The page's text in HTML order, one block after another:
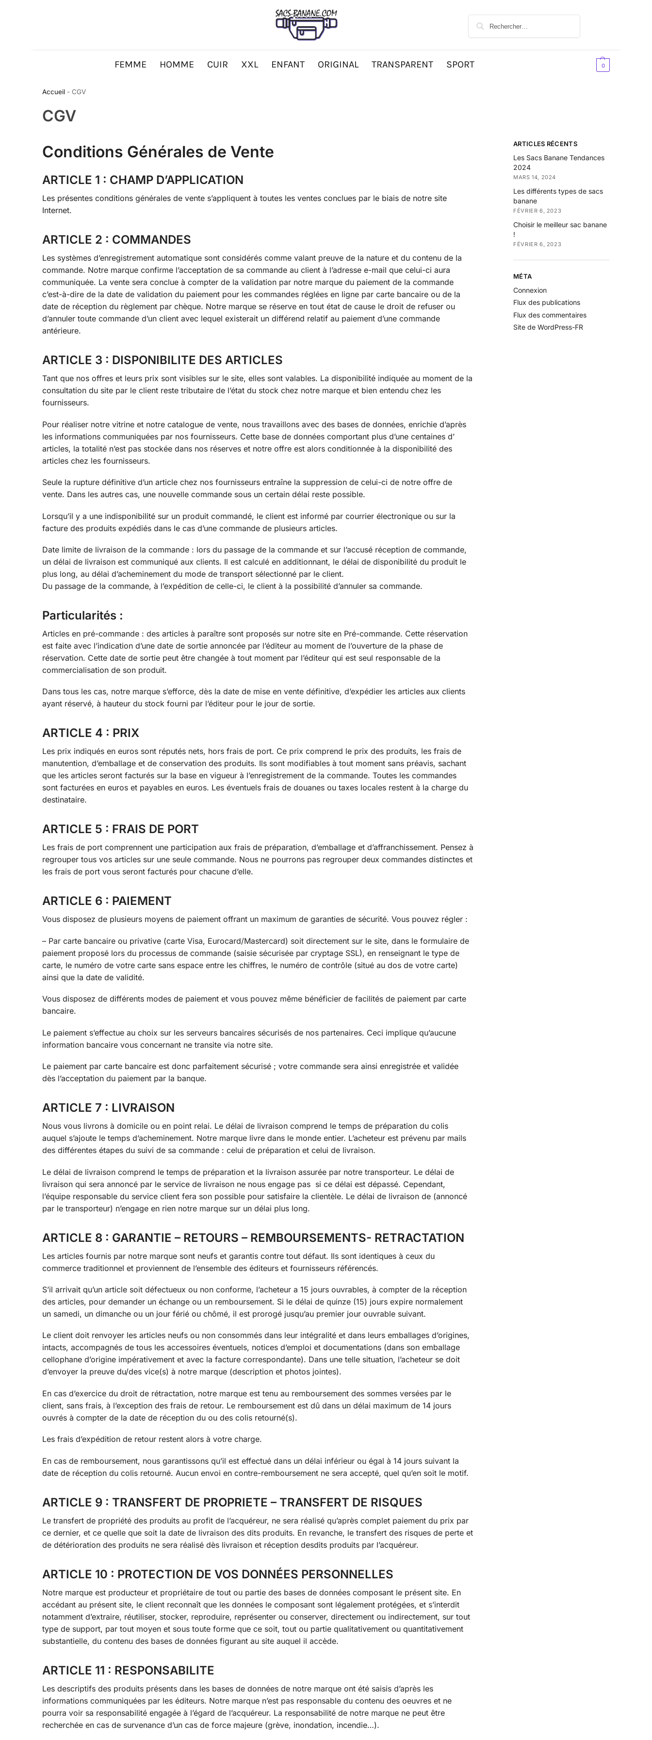
FEMME HOMME CUIR XXL ENFANT ORIGINAL TRANSPARENT SPORT 0
Accueil - CGV
CGV
Conditions Générales de Vente
ARTICLE 1 : CHAMP D’APPLICATION
Les présentes conditions générales de vente s’appliquent à toutes les ventes conclues par le biais de notre site
Internet.
ARTICLE 2 : COMMANDES
Les systèmes d’enregistrement automatique sont considérés comme valant preuve de la nature et du contenu de la
commande. Notre marque confirme l’acceptation de sa commande au client à l’adresse e-mail que celui-ci aura
communiquée. La vente sera conclue à compter de la validation par notre marque du paiement de la commande
c’est-à-dire de la date de validation du paiement pour les commandes réglées en ligne par carte bancaire ou de la
date de réception du règlement par chèque. Notre marque se réserve en tout état de cause le droit de refuser ou
d’annuler toute commande d’un client avec lequel existerait un différend relatif au paiement d’une commande
antérieure.
ARTICLE 3 : DISPONIBILITE DES ARTICLES
Tant que nos offres et leurs prix sont visibles sur le site, elles sont valables. La disponibilité indiquée au moment de la
consultation du site par le client reste tributaire de l’état du stock chez notre marque et bien entendu chez les
fournisseurs.
Pour réaliser notre vitrine et notre catalogue de vente, nous travaillons avec des bases de données, enrichie d’après
les informations communiquées par nos fournisseurs. Cette base de données comportant plus d’une centaines d’
articles, la totalité n’est pas stockée dans nos réserves et notre offre est alors conditionnée à la disponibilité des
articles chez les fournisseurs.
Seule la rupture définitive d’un article chez nos fournisseurs entraîne la suppression de celui-ci de notre offre de
vente. Dans les autres cas, une nouvelle commande sous un certain délai reste possible.
Lorsqu’il y a une indisponibilité sur un produit commandé, le client est informé par courrier électronique ou sur la
facture des produits expédiés dans le cas d’une commande de plusieurs articles.
Date limite de livraison de la commande : lors du passage de la commande et sur l’accusé réception de commande,
un délai de livraison est communiqué aux clients. Il est calculé en additionnant, le délai de disponibilité du produit le
plus long, au délai d’acheminement du mode de transport sélectionné par le client.
Du passage de la commande, à l’expédition de celle-ci, le client à la possibilité d’annuler sa commande.
Particularités :
Articles en pré-commande : des articles à paraître sont proposés sur notre site en Pré-commande. Cette réservation
est faite avec l’indication d’une date de sortie annoncée par l’éditeur au moment de l’ouverture de la phase de
réservation. Cette date de sortie peut être changée à tout moment par l’éditeur qui est seul responsable de la
commercialisation de son produit.
Dans tous les cas, notre marque s’efforce, dès la date de mise en vente définitive, d’expédier les articles aux clients
ayant réservé, à hauteur du stock fourni par l’éditeur pour le jour de sortie.
ARTICLE 4 : PRIX
Les prix indiqués en euros sont réputés nets, hors frais de port. Ce prix comprend le prix des produits, les frais de
manutention, d’emballage et de conservation des produits. Ils sont modifiables à tout moment sans préavis, sachant
que les articles seront facturés sur la base en vigueur à l’enregistrement de la commande. Toutes les commandes
sont facturées en euros et payables en euros. Les éventuels frais de douanes ou taxes locales restent à la charge du
destinataire.
ARTICLE 5 : FRAIS DE PORT
Les frais de port comprennent une participation aux frais de préparation, d’emballage et d’affranchissement. Pensez à
regrouper tous vos articles sur une seule commande. Nous ne pourrons pas regrouper deux commandes distinctes et
les frais de port vous seront facturés pour chacune d’elle.
ARTICLE 6 : PAIEMENT
Vous disposez de plusieurs moyens de paiement offrant un maximum de garanties de sécurité. Vous pouvez régler :
– Par carte bancaire ou privative (carte Visa, Eurocard/Mastercard) soit directement sur le site, dans le formulaire de
paiement proposé lors du processus de commande (saisie sécurisée par cryptage SSL), en renseignant le type de
carte, le numéro de votre carte sans espace entre les chiffres, le numéro de contrôle (situé au dos de votre carte)
ainsi que la date de validité.
Vous disposez de différents modes de paiement et vous pouvez même bénéficier de facilités de paiement par carte
bancaire.
Le paiement s’effectue au choix sur les serveurs bancaires sécurisés de nos partenaires. Ceci implique qu’aucune
information bancaire vous concernant ne transite via notre site.
Le paiement par carte bancaire est donc parfaitement sécurisé ; votre commande sera ainsi enregistrée et validée
dès l’acceptation du paiement par la banque.
ARTICLE 7 : LIVRAISON
Nous vous livrons à domicile ou en point relai. Le délai de livraison comprend le temps de préparation du colis
auquel s’ajoute le temps d’acheminement. Notre marque livre dans le monde entier. L’acheteur est prévenu par mails
des différentes étapes du suivi de sa commande : celui de préparation et celui de livraison.
Le délai de livraison comprend le temps de préparation et la livraison assurée par notre transporteur. Le délai de
livraison qui sera annoncé par le service de livraison ne nous engage pas si ce délai est dépassé. Cependant,
l’équipe responsable du service client fera son possible pour satisfaire la clientèle. Le délai de livraison de (annoncé
par le transporteur) n’engage en rien notre marque sur un délai plus long.
ARTICLE 8 : GARANTIE – RETOURS – REMBOURSEMENTS- RETRACTATION
Les articles fournis par notre marque sont neufs et garantis contre tout défaut. Ils sont identiques à ceux du
commerce traditionnel et proviennent de l’ensemble des éditeurs et fournisseurs référencés.
S’il arrivait qu’un article soit défectueux ou non conforme, l’acheteur a 15 jours ouvrables, à compter de la réception
des articles, pour demander un échange ou un remboursement. Si le délai de quinze (15) jours expire normalement
un samedi, un dimanche ou un jour férié ou chômé, il est prorogé jusqu’au premier jour ouvrable suivant.
Le client doit renvoyer les articles neufs ou non consommés dans leur intégralité et dans leurs emballages d’origines,
intacts, accompagnés de tous les accessoires éventuels, notices d’emploi et documentations (dans son emballage
cellophane d’origine impérativement et avec la facture correspondante). Dans une telle situation, l’acheteur se doit
d’envoyer la preuve du/des vice(s) à notre marque (description et photos jointes).
En cas d’exercice du droit de rétractation, notre marque est tenu au remboursement des sommes versées par le
client, sans frais, à l’exception des frais de retour. Le remboursement est dû dans un délai maximum de 14 jours
ouvrés à compter de la date de réception du ou des colis retourné(s).
Les frais d’expédition de retour restent alors à votre charge.
En cas de remboursement, nous garantissons qu’il est effectué dans un délai inférieur ou égal à 14 jours suivant la
date de réception du colis retourné. Aucun envoi en contre-remboursement ne sera accepté, quel qu’en soit le motif.
ARTICLE 9 : TRANSFERT DE PROPRIETE – TRANSFERT DE RISQUES
Le transfert de propriété des produits au profit de l’acquéreur, ne sera réalisé qu’après complet paiement du prix par
ce dernier, et ce quelle que soit la date de livraison des dits produits. En revanche, le transfert des risques de perte et
de détérioration des produits ne sera réalisé dès livraison et réception desdits produits par l’acquéreur.
ARTICLE 10 : PROTECTION DE VOS DONNÉES PERSONNELLES
Notre marque est producteur et propriétaire de tout ou partie des bases de données composant le présent site. En
accédant au présent site, le client reconnaît que les données le composant sont légalement protégées, et s’interdit
notamment d’extraire, réutiliser, stocker, reproduire, représenter ou conserver, directement ou indirectement, sur tout
type de support, par tout moyen et sous toute forme que ce soit, tout ou partie qualitativement ou quantitativement
substantielle, du contenu des bases de données figurant au site auquel il accède.
ARTICLE 11 : RESPONSABILITE
Les descriptifs des produits présents dans les bases de données de notre marque ont été saisis d’après les
informations communiquées par les éditeurs. Notre marque n’est pas responsable du contenu des oeuvres et ne
pourra voir sa responsabilité engagée à l’égard de l’acquéreur. La responsabilité de notre marque ne peut être
recherchée en cas de survenance d’un cas de force majeure (grève, inondation, incendie…).
ARTICLES RÉCENTS
Les Sacs Banane Tendances
2024
MARS 14, 2024
Les différents types de sacs
banane
FÉVRIER 6, 2023
Choisir le meilleur sac banane
!
FÉVRIER 6, 2023
MÉTA
Connexion
Flux des publications
Flux des commentaires
Site de WordPress-FR